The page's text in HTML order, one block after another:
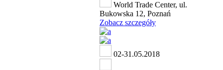
World Trade Center, ul.
Bukowska 12, Poznań
Zobacz szczegóły
02-31.05.2018